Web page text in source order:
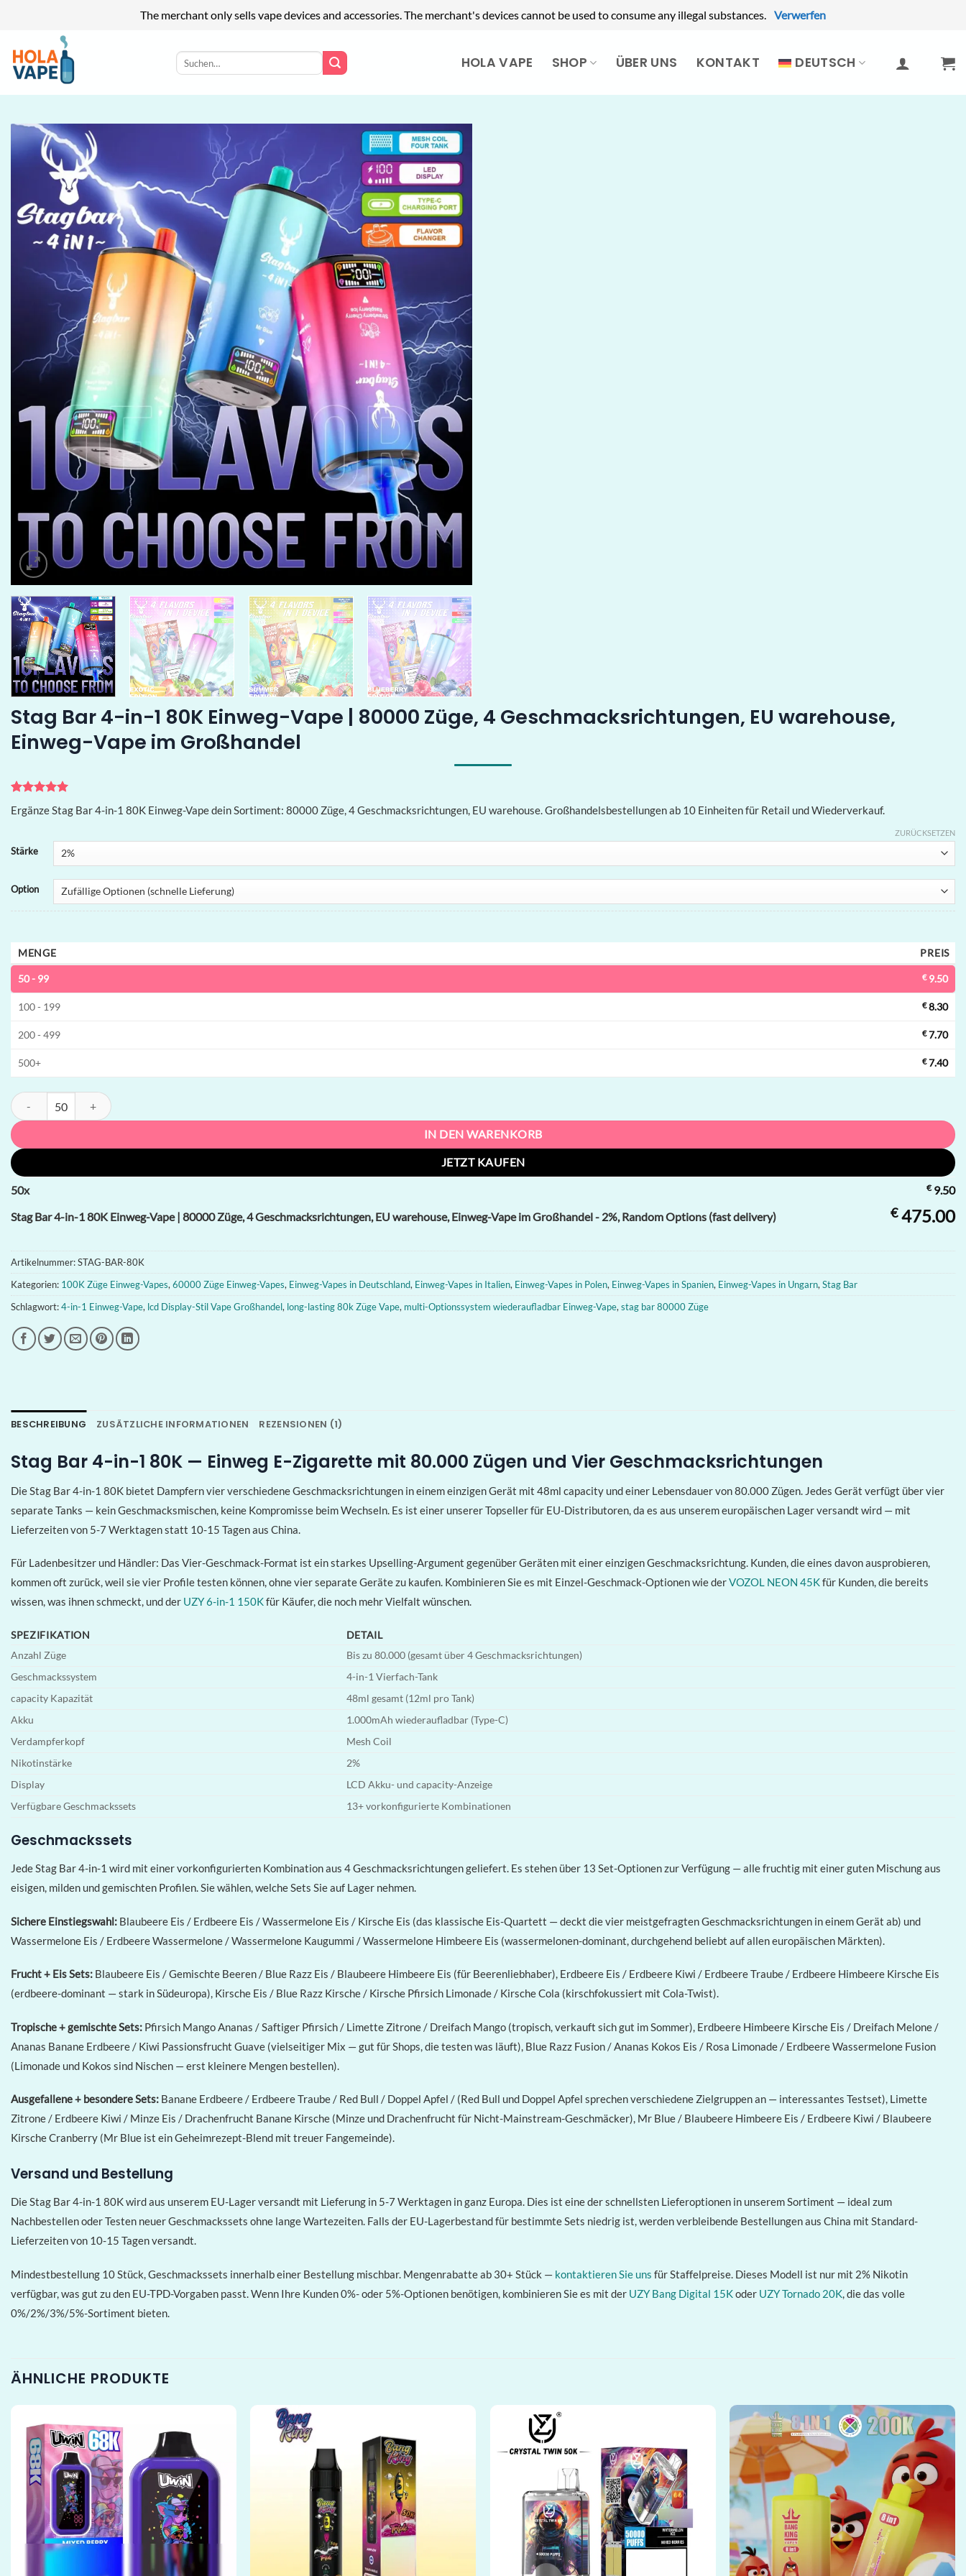
The merchant only sells vape devices and accessories. The merchant's devices cannot be used to consume any illegal substances. Verwerfen
Inhalt
springen
Suchen
nach:
HOLA VAPE SHOP ÜBER UNS KONTAKT DEUTSCH
Stag Bar 4-in-1 80K Einweg-Vape | 80000 Züge, 4 Geschmacksrichtungen, EU warehouse,
Einweg-Vape im Großhandel
Bewertet
mit5von
1
Kundenbewertung
Ergänze Stag Bar 4-in-1 80K Einweg-Vape dein Sortiment: 80000 Züge, 4 Geschmacksrichtungen, EU warehouse. Großhandelsbestellungen ab 10 Einheiten für Retail und Wiederverkauf.
Stärke
Option
ZURÜCKSETZEN
MENGE PREIS
50 - 99 €9.50
100 - 199 €8.30
200 - 499 €7.70
500+ €7.40
Stag Bar 4-in-1 80K Einweg-Vape | 80000 Züge, 4 Geschmacksrichtungen, EU warehouse, Einweg-Vape im Großhandel Menge
IN DEN WARENKORB
JETZT KAUFEN
50x €9.50
Stag Bar 4-in-1 80K Einweg-Vape | 80000 Züge, 4 Geschmacksrichtungen, EU warehouse, Einweg-Vape im Großhandel - 2%, Random Options (fast delivery)
€475.00
Artikelnummer:STAG-BAR-80K
Kategorien: 100K Züge Einweg-Vapes, 60000 Züge Einweg-Vapes, Einweg-Vapes in Deutschland, Einweg-Vapes in Italien, Einweg-Vapes in Polen, Einweg-Vapes in Spanien, Einweg-Vapes in Ungarn, Stag Bar
Schlagwort:4-in-1 Einweg-Vape, lcd Display-Stil Vape Großhandel, long-lasting 80k Züge Vape, multi-Optionssystem wiederaufladbar Einweg-Vape, stag bar 80000 Züge
BESCHREIBUNG ZUSÄTZLICHE INFORMATIONEN REZENSIONEN (1)
Stag Bar 4-in-1 80K — Einweg E-Zigarette mit 80.000 Zügen und Vier Geschmacksrichtungen
Die Stag Bar 4-in-1 80K bietet Dampfern vier verschiedene Geschmacksrichtungen in einem einzigen Gerät mit 48ml capacity und einer Lebensdauer von 80.000 Zügen. Jedes Gerät verfügt über vier
separate Tanks — kein Geschmacksmischen, keine Kompromisse beim Wechseln. Es ist einer unserer Topseller für EU-Distributoren, da es aus unserem europäischen Lager versandt wird — mit
Lieferzeiten von 5-7 Werktagen statt 10-15 Tagen aus China.
Für Ladenbesitzer und Händler: Das Vier-Geschmack-Format ist ein starkes Upselling-Argument gegenüber Geräten mit einer einzigen Geschmacksrichtung. Kunden, die eines davon ausprobieren,
kommen oft zurück, weil sie vier Profile testen können, ohne vier separate Geräte zu kaufen. Kombinieren Sie es mit Einzel-Geschmack-Optionen wie derVOZOL NEON 45Kfür Kunden, die bereits
wissen, was ihnen schmeckt, und der UZY 6-in-1 150Kfür Käufer, die noch mehr Vielfalt wünschen.
SPEZIFIKATION
DETAIL
Anzahl Züge
Bis zu 80.000 (gesamt über 4 Geschmacksrichtungen)
Geschmackssystem
4-in-1 Vierfach-Tank
capacity Kapazität
48ml gesamt (12ml pro Tank)
Akku
1.000mAh wiederaufladbar (Type-C)
Verdampferkopf
Mesh Coil
Nikotinstärke
2%
Display
LCD Akku- und capacity-Anzeige
Verfügbare Geschmackssets
13+ vorkonfigurierte Kombinationen
Geschmackssets
Jede Stag Bar 4-in-1 wird mit einer vorkonfigurierten Kombination aus 4 Geschmacksrichtungen geliefert. Es stehen über 13 Set-Optionen zur Verfügung — alle fruchtig mit einer guten Mischung aus
eisigen, milden und gemischten Profilen. Sie wählen, welche Sets Sie auf Lager nehmen.
Sichere Einstiegswahl: Blaubeere Eis / Erdbeere Eis / Wassermelone Eis / Kirsche Eis (das klassische Eis-Quartett — deckt die vier meistgefragten Geschmacksrichtungen in einem Gerät ab) und
Wassermelone Eis / Erdbeere Wassermelone / Wassermelone Kaugummi / Wassermelone Himbeere Eis (wassermelonen-dominant, durchgehend beliebt auf allen europäischen Märkten).
Frucht + Eis Sets: Blaubeere Eis / Gemischte Beeren / Blue Razz Eis / Blaubeere Himbeere Eis (für Beerenliebhaber), Erdbeere Eis / Erdbeere Kiwi / Erdbeere Traube / Erdbeere Himbeere Kirsche Eis
(erdbeere-dominant — stark in Südeuropa), Kirsche Eis / Blue Razz Kirsche / Kirsche Pfirsich Limonade / Kirsche Cola (kirschfokussiert mit Cola-Twist).
Tropische + gemischte Sets: Pfirsich Mango Ananas / Saftiger Pfirsich / Limette Zitrone / Dreifach Mango (tropisch, verkauft sich gut im Sommer), Erdbeere Himbeere Kirsche Eis / Dreifach Melone /
Ananas Banane Erdbeere / Kiwi Passionsfrucht Guave (vielseitiger Mix — gut für Shops, die testen was läuft), Blue Razz Fusion / Ananas Kokos Eis / Rosa Limonade / Erdbeere Wassermelone Fusion
(Limonade und Kokos sind Nischen — erst kleinere Mengen bestellen).
Ausgefallene + besondere Sets: Banane Erdbeere / Erdbeere Traube / Red Bull / Doppel Apfel / (Red Bull und Doppel Apfel sprechen verschiedene Zielgruppen an — interessantes Testset), Limette
Zitrone / Erdbeere Kiwi / Minze Eis / Drachenfrucht Banane Kirsche (Minze und Drachenfrucht für Nicht-Mainstream-Geschmäcker), Mr Blue / Blaubeere Himbeere Eis / Erdbeere Kiwi / Blaubeere
Kirsche Cranberry (Mr Blue ist ein Geheimrezept-Blend mit treuer Fangemeinde).
Versand und Bestellung
Die Stag Bar 4-in-1 80K wird aus unserem EU-Lager versandt mit Lieferung in 5-7 Werktagen in ganz Europa. Dies ist eine der schnellsten Lieferoptionen in unserem Sortiment — ideal zum
Nachbestellen oder Testen neuer Geschmackssets ohne lange Wartezeiten. Falls der EU-Lagerbestand für bestimmte Sets niedrig ist, werden verbleibende Bestellungen aus China mit Standard-
Lieferzeiten von 10-15 Tagen versandt.
Mindestbestellung 10 Stück, Geschmackssets innerhalb einer Bestellung mischbar. Mengenrabatte ab 30+ Stück — kontaktieren Sie uns für Staffelpreise. Dieses Modell ist nur mit 2% Nikotin
verfügbar, was gut zu den EU-TPD-Vorgaben passt. Wenn Ihre Kunden 0%- oder 5%-Optionen benötigen, kombinieren Sie es mit der UZY Bang Digital 15Koder UZY Tornado 20K , die das volle
0%/2%/3%/5%-Sortiment bieten.
ÄHNLICHE PRODUKTE